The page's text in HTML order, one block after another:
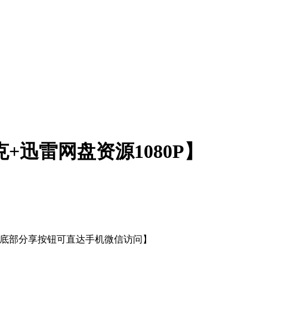
迅雷网盘资源1080P】
部分享按钮可直达手机微信访问】